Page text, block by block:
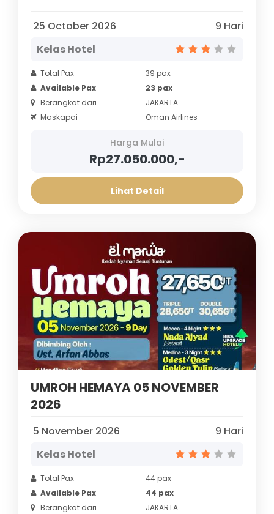
25 October 2026
9 Hari
Kelas Hotel
Total Pax
39 pax
Available Pax
23 pax
Berangkat dari
JAKARTA
Maskapai
Oman Airlines
Harga Mulai
Rp27.050.000,-
Lihat Detail
UMROH HEMAYA 05 NOVEMBER
2026
5 November 2026
9 Hari
Kelas Hotel
Total Pax
44 pax
Available Pax
44 pax
Berangkat dari
JAKARTA